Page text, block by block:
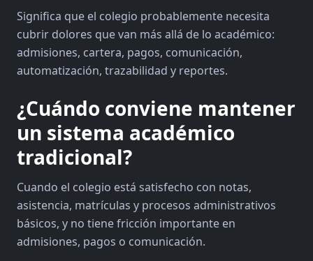
Significa que el colegio probablemente necesita
cubrir dolores que van más allá de lo académico:
admisiones, cartera, pagos, comunicación,
automatización, trazabilidad y reportes.
¿Cuándo conviene mantener
un sistema académico
tradicional?
Cuando el colegio está satisfecho con notas,
asistencia, matrículas y procesos administrativos
básicos, y no tiene fricción importante en
admisiones, pagos o comunicación.